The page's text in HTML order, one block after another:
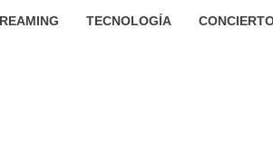
TECNOLOGÍA